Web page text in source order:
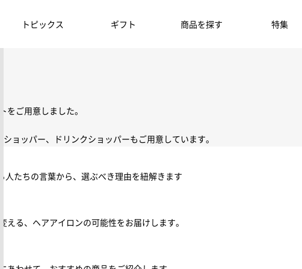
トピックス ギフト 商品を探す 特集
をご用意しました。
ョッパー、ドリンクショッパーもご用意しています。
人たちの言葉から、選ぶべき理由を紐解きます
える、ヘアアイロンの可能性をお届けします。